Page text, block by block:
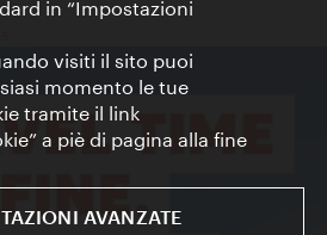
in “Impostazioni
visiti il sito puoi
momento le tue
tramite il link
a piè di pagina alla fine
AVANZATE